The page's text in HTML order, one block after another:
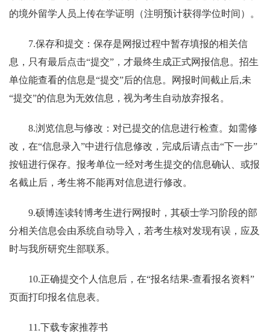
的境外留学人员上传在学证明（注明预计获得学位时间）。
7.保存和提交：保存是网报过程中暂存填报的相关信
息，只有最后点击“提交”，才最终生成正式网报信息。招生
单位能查看的信息是“提交”后的信息。网报时间截止后,未
“提交”的信息为无效信息，视为考生自动放弃报名。
8.浏览信息与修改：对已提交的信息进行检查。如需修
改，在“信息录入”中进行信息修改，完成后请点击“下一步”
按钮进行保存。报考单位一经对考生提交的信息确认、或报
名截止后，考生将不能再对信息进行修改。
9.硕博连读转博考生进行网报时，其硕士学习阶段的部
分相关信息会由系统自动导入，若考生核对发现有误，应及
时与我所研究生部联系。
10.正确提交个人信息后，在“报名结果-查看报名资料”
页面打印报名信息表。
11.下载专家推荐书